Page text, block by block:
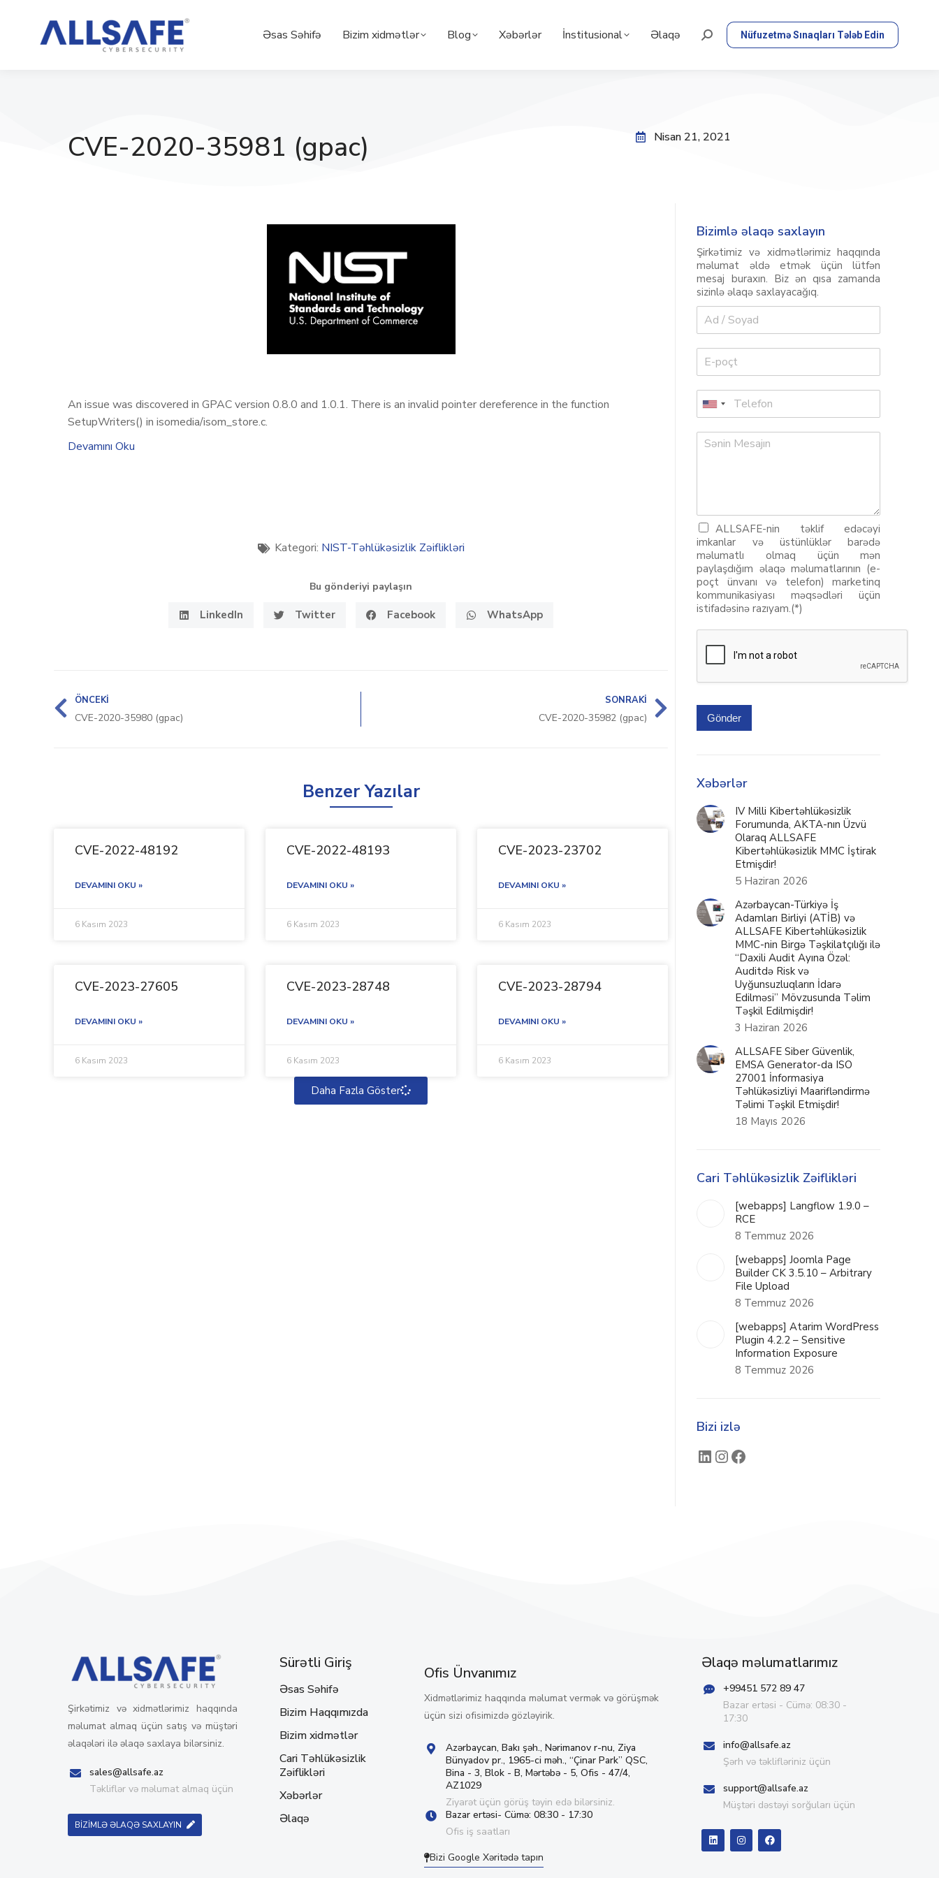
Əsas Səhifə Bizim xidmətlər Blog Xəbərlər İnstitusional Əlaqə Nüfuzetmə Sınaqları Tələb Edin
CVE-2020-35981 (gpac) Nisan 21, 2021
An issue was discovered in GPAC version 0.8.0 and 1.0.1. There is an invalid pointer dereference in the function
SetupWriters() in isomedia/isom_store.c.
Devamını Oku
Kategori: NIST-Təhlükəsizlik Zəiflikləri
Bu gönderiyi paylaşın
LinkedIn Twitter Facebook WhatsApp
ÖNCEKI
CVE-2020-35980 (gpac)
SONRAKI
CVE-2020-35982 (gpac)
Benzer Yazılar
CVE-2022-48192
DEVAMINI OKU »
6 Kasım 2023
CVE-2022-48193
DEVAMINI OKU »
6 Kasım 2023
CVE-2023-23702
DEVAMINI OKU »
6 Kasım 2023
CVE-2023-27605
DEVAMINI OKU »
6 Kasım 2023
CVE-2023-28748
DEVAMINI OKU »
6 Kasım 2023
CVE-2023-28794
DEVAMINI OKU »
6 Kasım 2023
Daha Fazla Göster
Bizimlə əlaqə saxlayın
Şirkətimiz və xidmətlərimiz haqqında
məlumat əldə etmək üçün lütfən
mesaj buraxın. Biz ən qısa zamanda
sizinlə əlaqə saxlayacağıq.
ALLSAFE-nin təklif edəcəyi
imkanlar və üstünlüklər barədə
məlumatlı olmaq üçün mən
paylaşdığım əlaqə məlumatlarının (e-
poçt ünvanı və telefon) marketinq
kommunikasiyası məqsədləri üçün
istifadəsinə razıyam.(*)
Gönder
Xəbərlər
IV Milli Kibertəhlükəsizlik
Forumunda, AKTA-nın Üzvü
Olaraq ALLSAFE
Kibertəhlükəsizlik MMC İştirak
Etmişdir!
5 Haziran 2026
Azərbaycan-Türkiyə İş
Adamları Birliyi (ATİB) və
ALLSAFE Kibertəhlükəsizlik
MMC-nin Birgə Təşkilatçılığı ilə
“Daxili Audit Ayına Özəl:
Auditdə Risk və
Uyğunsuzluqların İdarə
Edilməsi” Mövzusunda Təlim
Təşkil Edilmişdir!
3 Haziran 2026
ALLSAFE Siber Güvenlik,
EMSA Generator-da ISO
27001 İnformasiya
Təhlükəsizliyi Maarifləndirmə
Təlimi Təşkil Etmişdir!
18 Mayıs 2026
Cari Təhlükəsizlik Zəiflikləri
[webapps] Langflow 1.9.0 –
RCE
8 Temmuz 2026
[webapps] Joomla Page
Builder CK 3.5.10 – Arbitrary
File Upload
8 Temmuz 2026
[webapps] Atarim WordPress
Plugin 4.2.2 – Sensitive
Information Exposure
8 Temmuz 2026
Bizi izlə
Şirkətimiz və xidmətlərimiz haqqında
məlumat almaq üçün satış və müştəri
əlaqələri ilə əlaqə saxlaya bilərsiniz.
sales@allsafe.az
Təkliflər və məlumat almaq üçün
BİZİMLƏ ƏLAQƏ SAXLAYIN
Sürətli Giriş
Əsas Səhifə
Bizim Haqqımızda
Bizim xidmətlər
Cari Təhlükəsizlik
Zəiflikləri
Xəbərlər
Əlaqə
Ofis Ünvanımız
Xidmətlərimiz haqqında məlumat vermək və görüşmək
üçün sizi ofisimizdə gözləyirik.
Azərbaycan, Bakı şəh., Nərimanov r-nu, Ziya
Bünyadov pr., 1965-ci məh., “Çinar Park” QSC,
Bina - 3, Blok - B, Mərtəbə - 5, Ofis - 47/4,
AZ1029
Ziyarət üçün görüş təyin edə bilərsiniz.
Bazar ertəsi- Cümə: 08:30 - 17:30
Ofis iş saatları
Bizi Google Xəritədə tapın
Əlaqə məlumatlarımız
+99451 572 89 47
Bazar ertəsi - Cümə: 08:30 -
17:30
info@allsafe.az
Şərh və təklifləriniz üçün
support@allsafe.az
Müştəri dəstəyi sorğuları üçün